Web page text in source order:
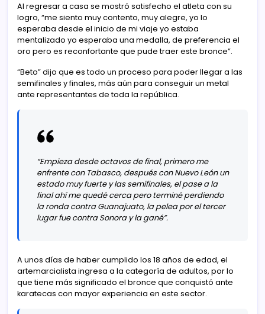
Al regresar a casa se mostró satisfecho el atleta con su
logro, “me siento muy contento, muy alegre, yo lo
esperaba desde el inicio de mi viaje yo estaba
mentalizado yo esperaba una medalla, de preferencia el
oro pero es reconfortante que pude traer este bronce”.
“Beto” dijo que es todo un proceso para poder llegar a las
semifinales y finales, más aún para conseguir un metal
ante representantes de toda la república.
“Empieza desde octavos de final, primero me
enfrente con Tabasco, después con Nuevo León un
estado muy fuerte y las semifinales, el pase a la
final ahí me quedé cerca pero terminé perdiendo
la ronda contra Guanajuato, la pelea por el tercer
lugar fue contra Sonora y la gané”.
A unos días de haber cumplido los 18 años de edad, el
artemarcialista ingresa a la categoría de adultos, por lo
que tiene más significado el bronce que conquistó ante
karatecas con mayor experiencia en este sector.